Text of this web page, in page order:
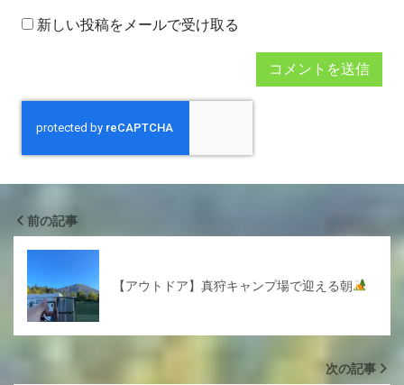
新しい投稿をメールで受け取る
前の記事
【アウトドア】真狩キャンプ場で迎える朝
次の記事